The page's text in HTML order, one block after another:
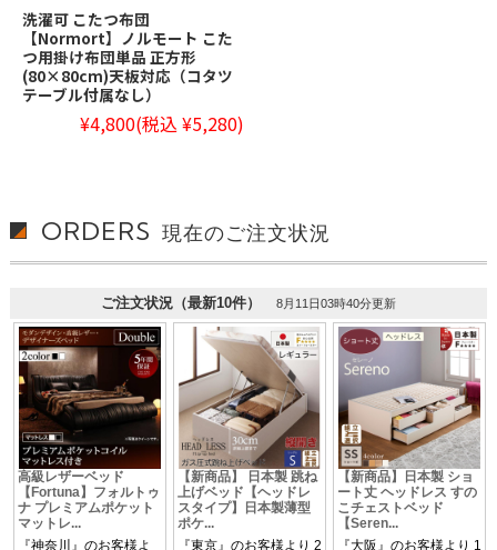
洗濯可 こたつ布団
【Normort】ノルモート こた
つ用掛け布団単品 正方形
(80×80cm)天板対応（コタツ
テーブル付属なし）
¥4,800(税込 ¥5,280)
ORDERS 現在のご注文状況